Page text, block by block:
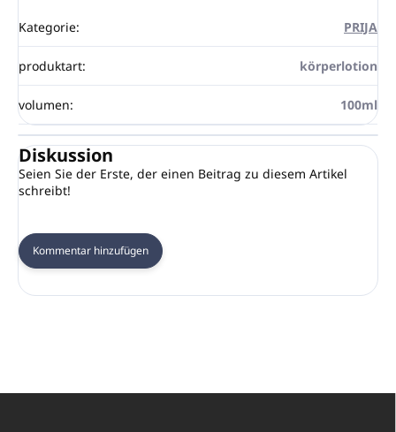
Kategorie: PRIJA
produktart: körperlotion
volumen: 100ml
Diskussion
Seien Sie der Erste, der einen Beitrag zu diesem Artikel
schreibt!
Kommentar hinzufügen